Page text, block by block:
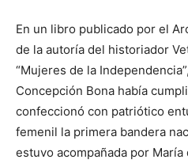
En un libro publicado por el
de la autoría del historiador
“Mujeres de la
Concepción Bona había
confeccionó con patriótico
femenil la primera bandera
estuvo acompañada por María